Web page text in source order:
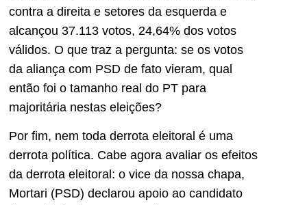
contra a direita e setores da esquerda e
alcançou 37.113 votos, 24,64% dos votos
válidos. O que traz a pergunta: se os votos
da aliança com PSD de fato vieram, qual
então foi o tamanho real do PT para
majoritária nestas eleições?
Por fim, nem toda derrota eleitoral é uma
derrota política. Cabe agora avaliar os efeitos
da derrota eleitoral: o vice da nossa chapa,
Mortari (PSD) declarou apoio ao candidato